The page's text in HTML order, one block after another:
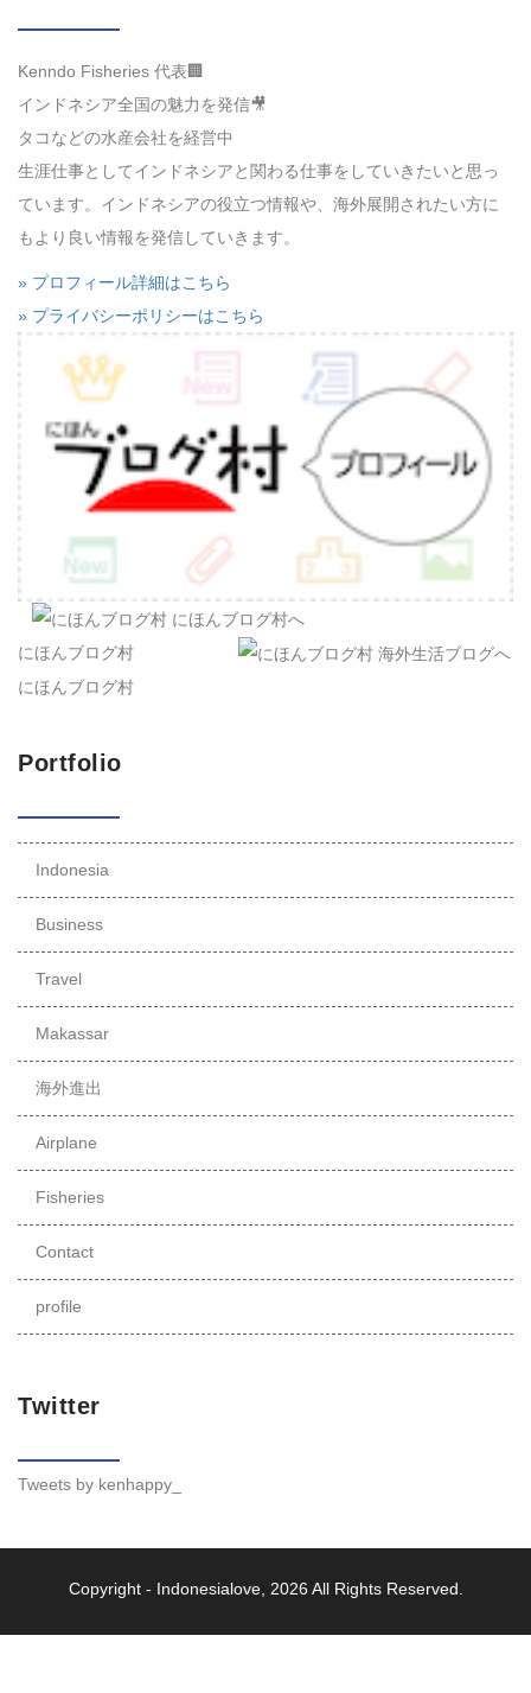
Kenndo Fisheries 代表🏢
インドネシア全国の魅力を発信🎥
タコなどの水産会社を経営中
生涯仕事としてインドネシアと関わる仕事をしていきたいと思っ
ています。インドネシアの役立つ情報や、海外展開されたい方に
もより良い情報を発信していきます。
» プロフィール詳細はこちら
» プライバシーポリシーはこちら
にほんブログ村
にほんブログ村
Portfolio
Indonesia
Business
Travel
Makassar
海外進出
Airplane
Fisheries
Contact
profile
Twitter
Tweets by kenhappy_
Copyright - Indonesialove, 2026 All Rights Reserved.